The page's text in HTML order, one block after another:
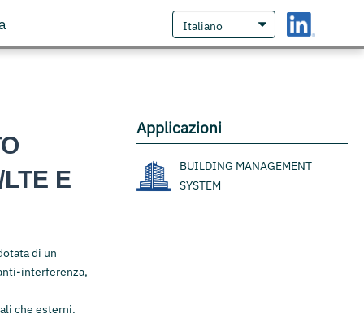
E
di un
interferenza,
che esterni.
Applicazioni
BUILDING MANAGEMENT
SYSTEM